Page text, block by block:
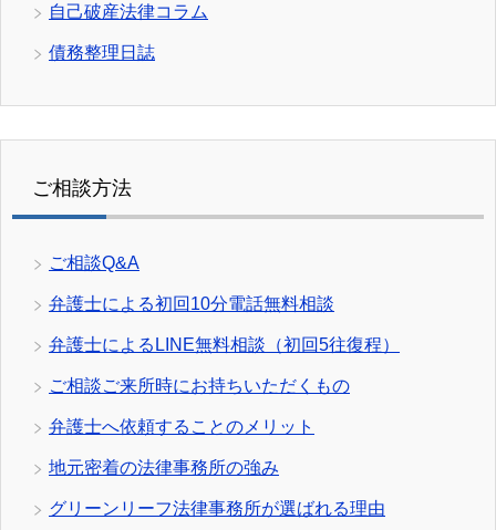
自己破産法律コラム
債務整理日誌
ご相談方法
ご相談Q&A
弁護士による初回10分電話無料相談
弁護士によるLINE無料相談（初回5往復程）
ご相談ご来所時にお持ちいただくもの
弁護士へ依頼することのメリット
地元密着の法律事務所の強み
グリーンリーフ法律事務所が選ばれる理由